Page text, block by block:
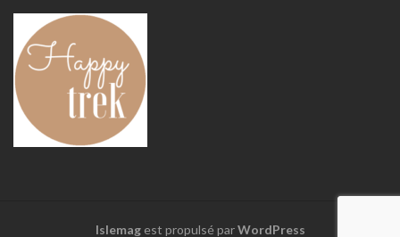
Islemagest propulsé parWordPress